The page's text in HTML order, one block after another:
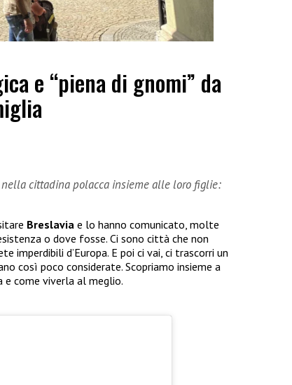
e “piena di gnomi” da
cittadina polacca insieme alle loro figlie:
Breslavia e lo hanno comunicato, molte
o dove fosse. Ci sono città che non
imperdibili d’Europa. E poi ci vai, ci trascorri un
così poco considerate. Scopriamo insieme a
e come viverla al meglio.